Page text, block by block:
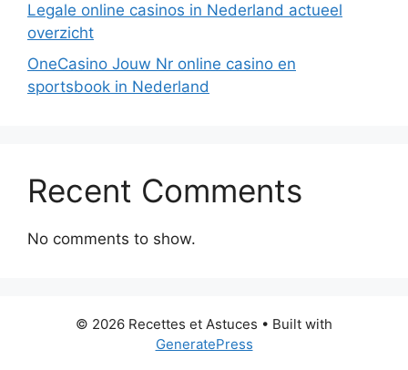
Legale online casinos in Nederland actueel
overzicht
OneCasino Jouw Nr online casino en
sportsbook in Nederland
Recent Comments
No comments to show.
© 2026 Recettes et Astuces • Built with
GeneratePress